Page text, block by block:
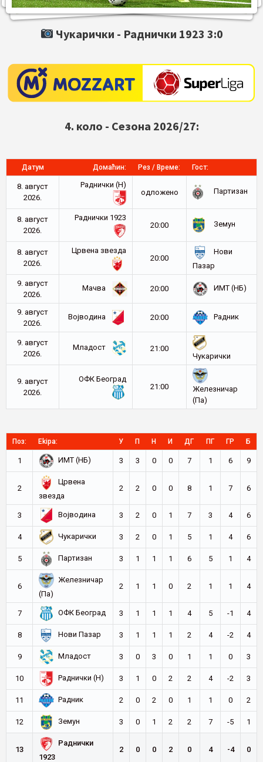
Чукарички - Раднички 1923 3:0
4. коло - Сезона 2026/27:
Датум Домаћин: Рез / Време: Гост:
8. август
2026.
Раднички (Н)
oдложено
Партизан
8. август
2026.
Раднички 1923
20:00
Земун
8. август
2026.
Црвена звезда
20:00
Нови
Пазар
9. август
2026.
Мачва 20:00 ИМТ (НБ)
9. август
2026.
Војводина 20:00 Радник
9. август
2026.
Младост
21:00
Чукарички
9. август
2026.
ОФК Београд
21:00
Железничар
(Па)
Поз: Ekipa: У П Н И ДГ ПГ ГР Б
1 ИМТ (НБ) 3 3 0 0 7 1 6 9
2
Црвена
звезда
2 2 0 0 8 1 7 6
3 Војводина 3 2 0 1 7 3 4 6
4 Чукарички 3 2 0 1 5 1 4 6
5 Партизан 3 1 1 1 6 5 1 4
6
Железничар
(Па)
2 1 1 0 2 1 1 4
7 ОФК Београд 3 1 1 1 4 5 -1 4
8 Нови Пазар 3 1 1 1 2 4 -2 4
9 Младост 3 0 3 0 1 1 0 3
10 Раднички (Н) 3 1 0 2 2 4 -2 3
11 Радник 2 0 2 0 1 1 0 2
12 Земун 3 0 1 2 2 7 -5 1
13
Раднички
1923
2 0 0 2 0 4 -4 0